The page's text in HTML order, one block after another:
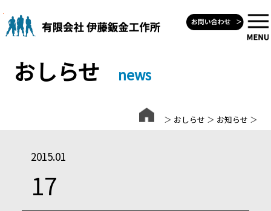
to
content
おしらせ news
＞ おしらせ ＞ お知らせ ＞
2015.01
17